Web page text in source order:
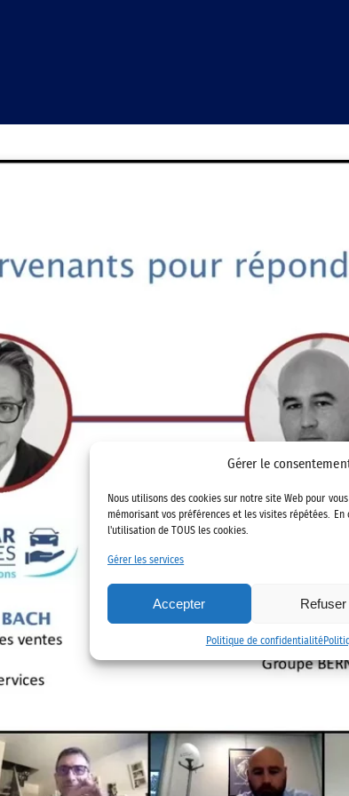
Gérer le
Nous utilisons des cookies sur notre site Web pour
mémorisant vos préférences et les visites répétées. En
l'utilisation de TOUS les cookies.
Gérer les services
Accepter Refuser
Politique de confidentialité
Cliquez sur « J’accepte »
Politique de
J’accepte